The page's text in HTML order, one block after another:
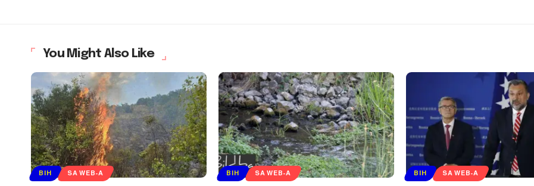
You Might Also Like
BIH SA WEB-A BIH SA WEB-A BIH SA WEB-A